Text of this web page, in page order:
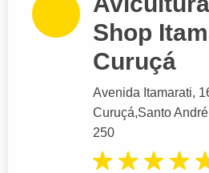
Shop
Curuçá
Avenida Itamarati,
Curuçá,Santo André
250